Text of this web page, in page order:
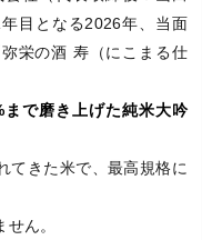
目となる2026年、当面
栄の酒 寿（にこまる仕
まで磨き上げた純米大吟
てきた米で、最高規格に
ん。